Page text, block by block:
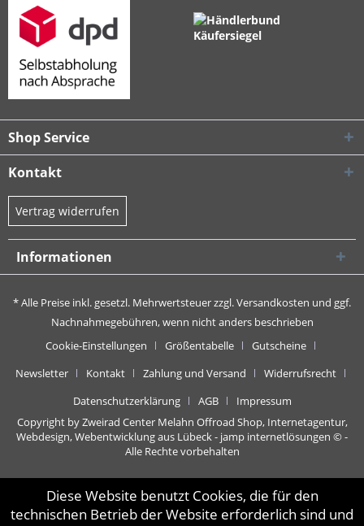
Shop Service
Kontakt
Vertrag widerrufen
Informationen
* Alle Preise inkl. gesetzl. Mehrwertsteuer zzgl.Versandkosten und ggf.
Nachnahmegebühren, wenn nicht anders beschrieben
Cookie-Einstellungen
Größentabelle
Gutscheine
Newsletter
Kontakt Zahlung und Versand
Widerrufsrecht
Datenschutzerklärung
AGB
Impressum
Copyright by Zweirad Center Melahn Offroad Shop, Internetagentur,
Webdesign, Webentwicklung aus Lübeck - jamp internetlösungen © -
Alle Rechte vorbehalten
Diese Website benutzt Cookies, die für den
technischen Betrieb der Website erforderlich sind und